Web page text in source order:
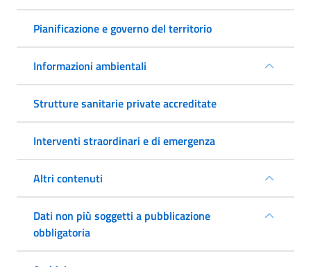
Pianificazione e governo del territorio
Informazioni ambientali
Strutture sanitarie private accreditate
Interventi straordinari e di emergenza
Altri contenuti
Dati non più soggetti a pubblicazione
obbligatoria